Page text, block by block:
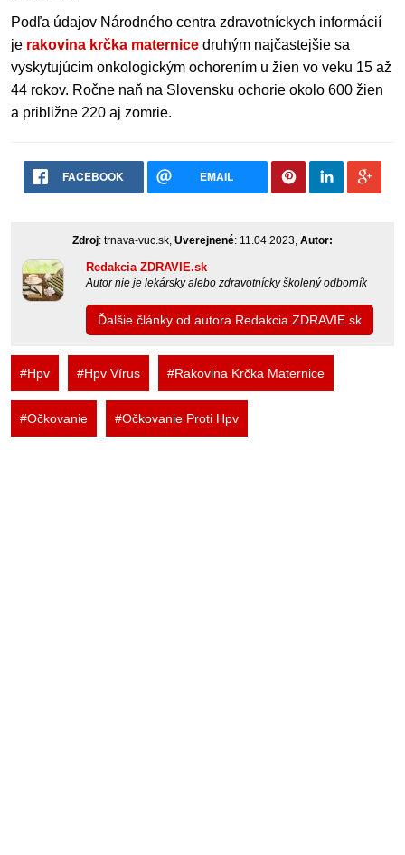
Podľa údajov Národného centra zdravotníckych informácií
je rakovina krčka maternice druhým najčastejšie sa
vyskytujúcim onkologickým ochorením u žien vo veku 15 až
44 rokov. Ročne naň na Slovensku ochorie okolo 600 žien
a približne 220 aj zomrie.
FACEBOOK EMAIL
Zdroj: trnava-vuc.sk, Uverejnené: 11.04.2023, Autor:
Redakcia ZDRAVIE.sk
Autor nie je lekársky alebo zdravotnícky školený odborník
Ďalšie články od autora Redakcia ZDRAVIE.sk
#Hpv #Hpv Vírus #Rakovina Krčka Maternice
#Očkovanie #Očkovanie Proti Hpv